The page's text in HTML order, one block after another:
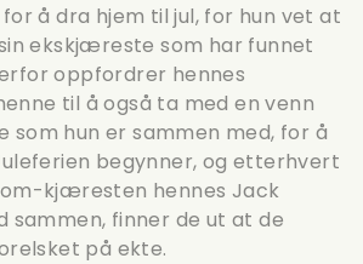
å dra hjem til jul, for hun vet at
ekskjæreste som har funnet
oppfordrer hennes
til å også ta med en venn
som hun er sammen med, for å
begynner, og etterhvert
kjæresten hennes Jack
sammen, finner de ut at de
på ekte.